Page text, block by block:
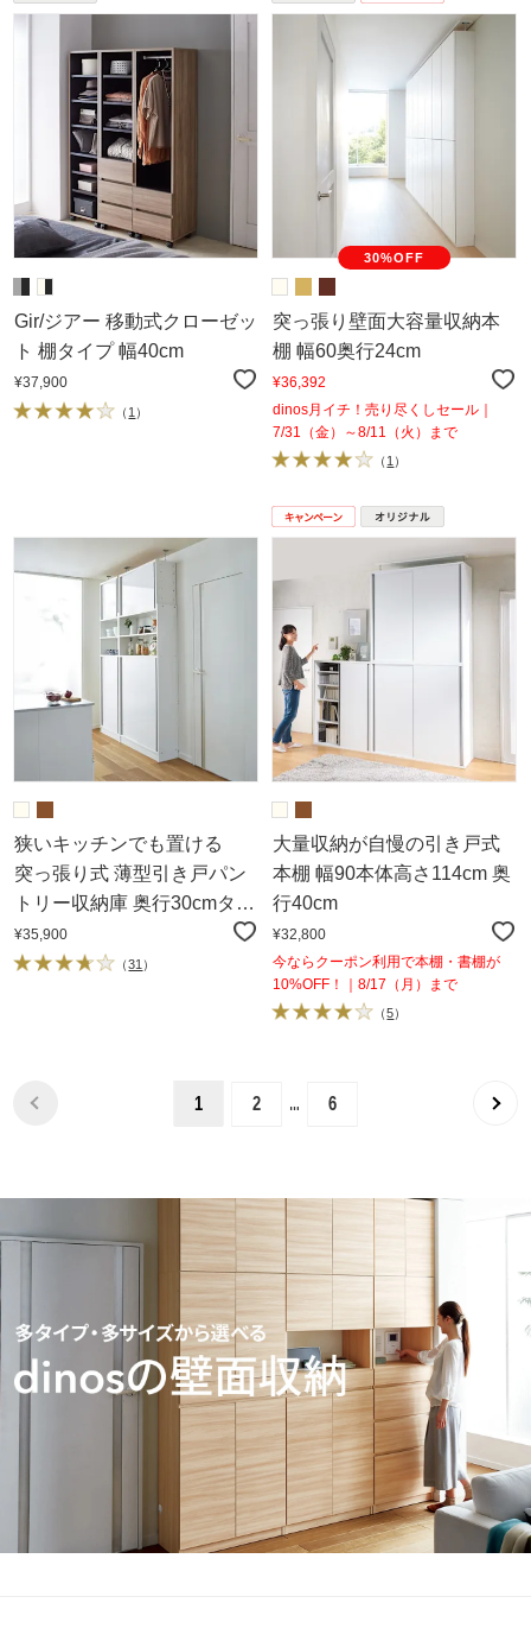
Gir/ジアー 移動式クローゼッ
ト 棚タイプ 幅40cm
¥37,900
（ 1 ）
30%OFF
突っ張り壁面大容量収納本
棚 幅60奥行24cm
¥36,392
dinos月イチ！売り尽くしセール｜
7/31（金）～8/11（火）まで
（ 1 ）
狭いキッチンでも置ける
突っ張り式 薄型引き戸パン
トリー収納庫 奥行30cmタイ
プ 幅90cm高さ183～232cm
¥35,900
（31 ）
大量収納が自慢の引き戸式
本棚 幅90本体高さ114cm 奥
行40cm
¥32,800
今ならクーポン利用で本棚・書棚が
10%OFF！｜8/17（月）まで
（5）
1 2 … 6